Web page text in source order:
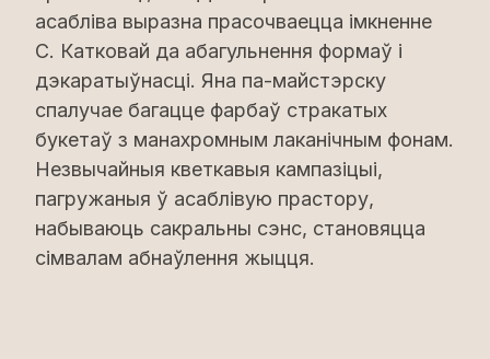
асабліва выразна прасочваецца імкненне
С. Катковай да абагульнення формаў і
дэкаратыўнасці. Яна па-майстэрску
спалучае багацце фарбаў стракатых
букетаў з манахромным лаканічным фонам.
Незвычайныя кветкавыя кампазіцыі,
пагружаныя ў асаблівую прастору,
набываюць сакральны сэнс, становяцца
сімвалам абнаўлення жыцця.